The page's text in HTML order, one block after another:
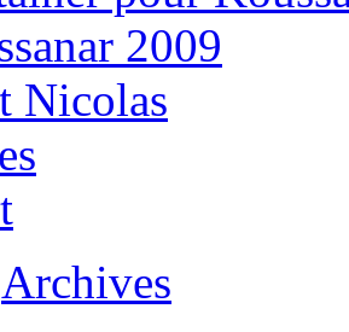
2009
Nicolas
Archives